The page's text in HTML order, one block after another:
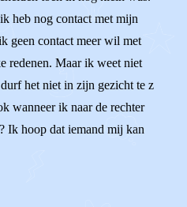
heb nog contact met mijn
geen contact meer wil met
redenen. Maar ik weet niet
het niet in zijn gezicht te z
wanneer ik naar de rechter
Ik hoop dat iemand mij kan